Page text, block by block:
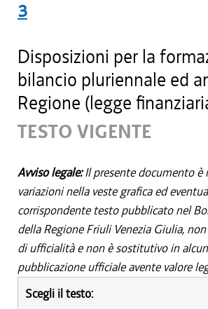
3
Disposizioni per la
bilancio pluriennale ed
Regione (legge
TESTO VIGENTE
Avviso legale:Il presente documento è
variazioni nella veste grafica ed
corrispondente testo pubblicato nel
della Regione Friuli Venezia Giulia,
di ufficialità e non è sostitutivo in
pubblicazione ufficiale avente valore
Scegli il testo: